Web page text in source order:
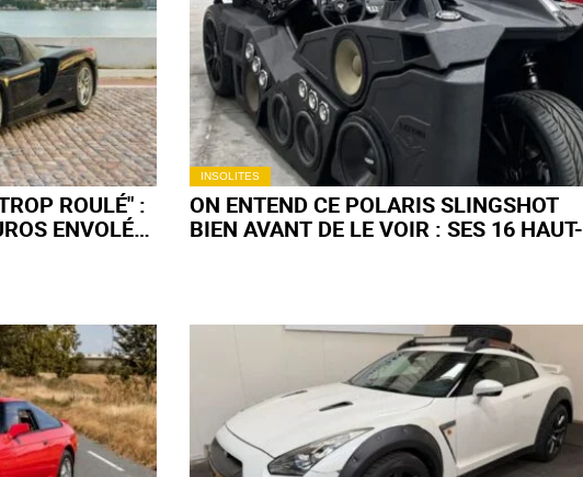
ROULÉ" :
ENVOLÉS
INSOLITES
ON ENTEND CE POLARIS SLINGSHOT
BIEN AVANT DE LE VOIR : SES 16 HAUT-